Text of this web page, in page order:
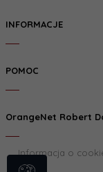
INFORMACJE
POMOC
OrangeNet Robert
Informacja o